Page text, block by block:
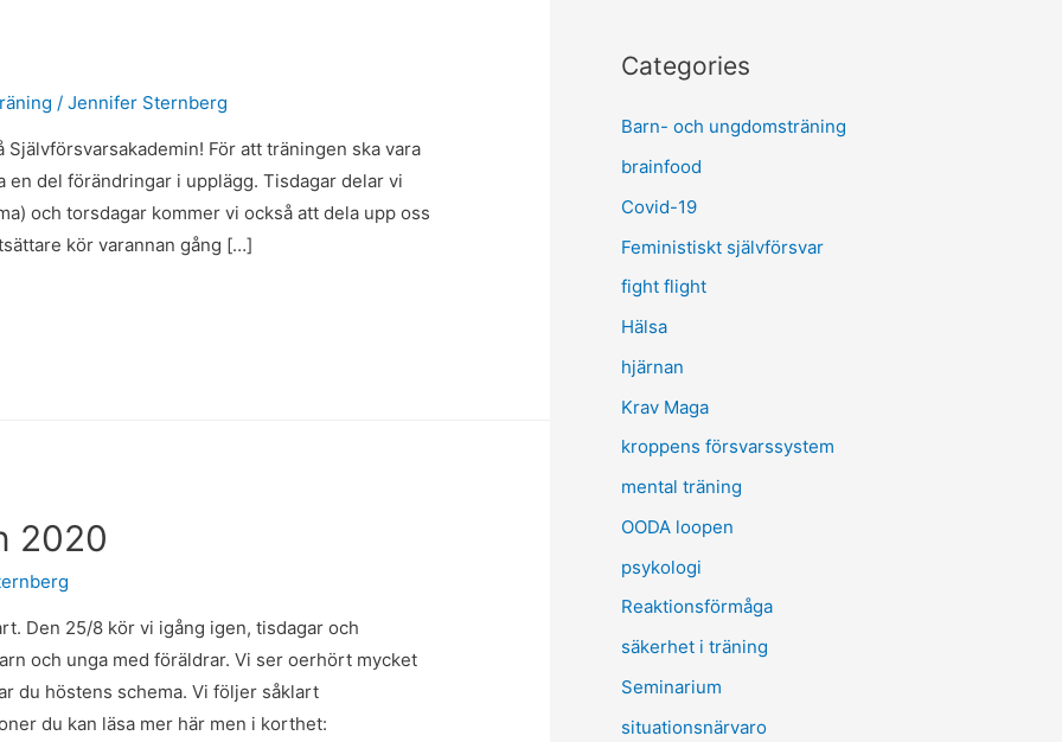
/Jennifer Sternberg
För att träningen ska vara
en del förändringar i upplägg. Tisdagar delar vi
och torsdagar kommer vi också att dela upp oss
kör varannan gång […]
2020
Den 25/8 kör vi igång igen, tisdagar och
och unga med föräldrar. Vi ser oerhört mycket
du höstens schema. Vi följer såklart
du kan läsa mer här men i korthet:
Categories
Barn- och ungdomsträning
brainfood
Covid-19
Feministiskt självförsvar
fight flight
Hälsa
hjärnan
Krav Maga
kroppens försvarssystem
mental träning
OODA loopen
psykologi
Reaktionsförmåga
säkerhet i träning
Seminarium
situationsnärvaro